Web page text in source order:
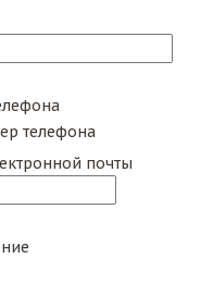
телефона
почты